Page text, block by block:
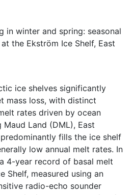
in winter and spring: seasonal
the Ekström Ice Shelf, East
ice shelves significantly
mass loss, with distinct
rates driven by ocean
Land (DML), East
fills the ice shelf
low annual melt rates. In
4-year record of basal melt
Shelf, measured using an
radio-echo sounder